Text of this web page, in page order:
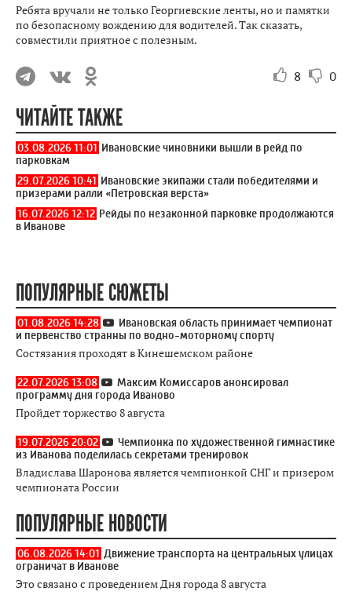
Ребята вручали не только Георгиевские ленты, но и памятки
по безопасному вождению для водителей. Так сказать,
совместили приятное с полезным.
8 0
ЧИТАЙТЕ ТАКЖЕ
03.08.2026 11:01 Ивановские чиновники вышли в рейд по
парковкам
29.07.2026 10:41 Ивановские экипажи стали победителями и
призерами ралли «Петровская верста»
16.07.2026 12:12 Рейды по незаконной парковке продолжаются
в Иванове
ПОПУЛЯРНЫЕ СЮЖЕТЫ
01.08.2026 14:28
Ивановская область принимает чемпионат
и первенство странны по водно-моторному спорту
Состязания проходят в Кинешемском районе
22.07.2026 13:08
Максим Комиссаров анонсировал
программу дня города Иваново
Пройдет торжество 8 августа
19.07.2026 20:02
Чемпионка по художественной гимнастике
из Иванова поделилась секретами тренировок
Владислава Шаронова является чемпионкой СНГ и призером
чемпионата России
ПОПУЛЯРНЫЕ НОВОСТИ
06.08.2026 14:01 Движение транспорта на центральных улицах
ограничат в Иванове
Это связано с проведением Дня города 8 августа